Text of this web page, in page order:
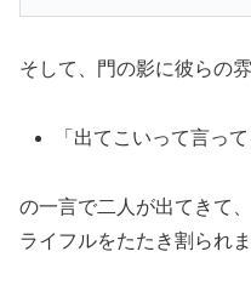
そして、門の影に彼らの
「出てこいって言って
の一言で二人が出てきて
ライフルをたたき割られま